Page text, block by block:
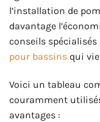
l’installation de
davantage
conseils spécialisés
pour bassins qui
Voici un tableau
couramment
avantages :